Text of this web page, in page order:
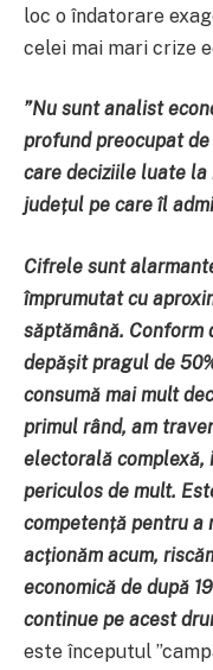
loc o îndatorare
celei mai mari crize
”Nu sunt analist
profund preocupat
care deciziile luate
județul pe care îl
Cifrele sunt
împrumutat cu
săptămână.
depășit pragul de
consumă mai mult
primul rând, am
electorală complexă,
periculos de mult.
competență pentru a
acționăm acum,
economică de după
continue pe acest
este începutul